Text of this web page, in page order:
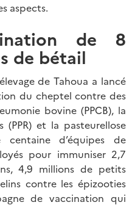
aspects.
de 8
de bétail
de Tahoua a lancé
du cheptel contre des
bovine (PPCB), la
et la pasteurellose
d’équipes de
pour immuniser 2,7
4,9 millions de petits
contre les épizooties
de vaccination qui